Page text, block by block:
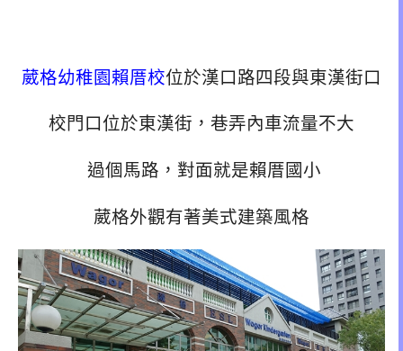
葳格幼稚園賴厝校位於漢口路四段與東漢街口
校門口位於東漢街，巷弄內車流量不大
過個馬路，對面就是賴厝國小
葳格外觀有著美式建築風格